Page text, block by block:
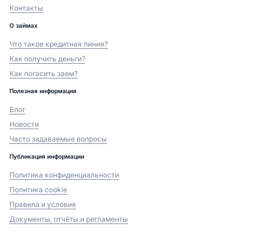
Контакты
О займах
Что такое кредитная линия?
Как получить деньги?
Как погасить заем?
Полезная информация
Блог
Новости
Часто задаваемые вопросы
Публикация информации
Политика конфиденциальности
Политика cookie
Правила и условия
Документы, отчёты и регламенты